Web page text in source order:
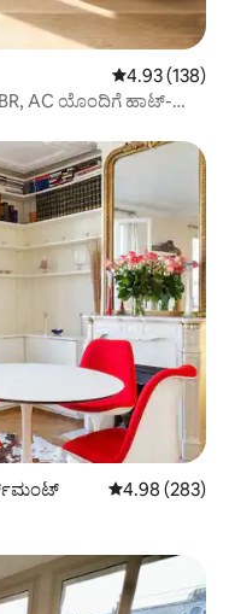
5 ರಲ್ಲಿ 4.93
4.93 (138)
AC ಯೊಂದಿಗೆ ಹಾಟ್-
5 ರಲ್ಲಿ 4.98
4.98 (283)